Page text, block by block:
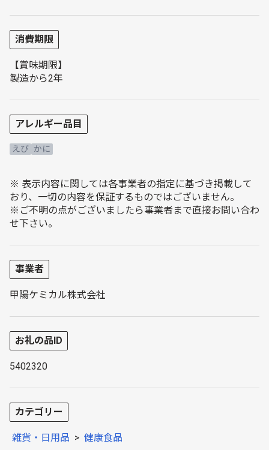
消費期限
【賞味期限】
製造から2年
アレルギー品目
えび かに
※ 表示内容に関しては各事業者の指定に基づき掲載して
おり、一切の内容を保証するものではございません。
※ご不明の点がございましたら事業者まで直接お問い合わ
せ下さい。
事業者
甲陽ケミカル株式会社
お礼の品ID
5402320
カテゴリー
雑貨・日用品 > 健康食品